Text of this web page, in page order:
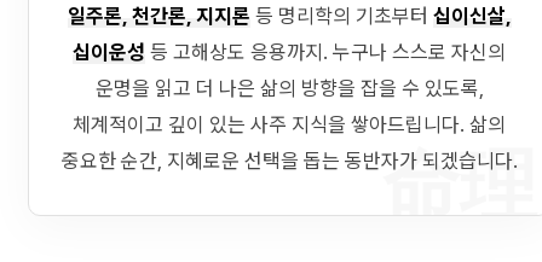
命理
일주론, 천간론, 지지론 등 명리학의 기초부터 십이신살,
십이운성 등 고해상도 응용까지. 누구나 스스로 자신의
운명을 읽고 더 나은 삶의 방향을 잡을 수 있도록,
체계적이고 깊이 있는 사주 지식을 쌓아드립니다. 삶의
중요한 순간, 지혜로운 선택을 돕는 동반자가 되겠습니다.